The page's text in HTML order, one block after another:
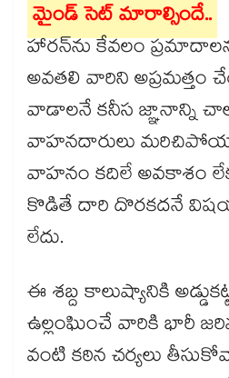
మైండ్ సెట్ మారాల్సిందే..
హారన్​ను కేవలం
అవతలి వారిని
వాడాలనే కనీస జ్ఞానాన్ని
వాహనదారులు
వాహనం కదిలే అవకాశం
కొడితే దారి దొరకదనే
లేదు.
ఈ శబ్ద కాలుష్యానికి
ఉల్లంఘించే వారికి భారీ
వంటి కఠిన చర్యలు